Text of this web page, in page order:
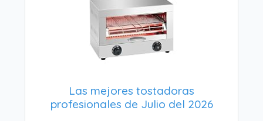
Las mejores tostadoras
profesionales de Julio del 2026